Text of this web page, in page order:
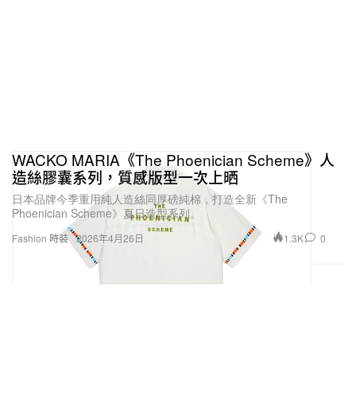
Fashion 時裝
WACKO MARIA《The Phoenician Scheme》人
造絲膠囊系列，質感版型一次上晒
日本品牌今季重用純人造絲同厚磅純棉，打造全新《The
Phoenician Scheme》夏日造型系列。
2026年4月26日 1.3K 0